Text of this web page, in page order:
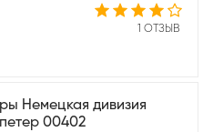
1 ОТЗЫВ
Немецкая дивизия
00402